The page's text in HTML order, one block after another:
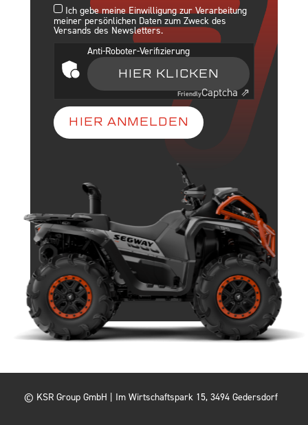
Ich gebe meine Einwilligung zur Verarbeitung
meiner persönlichen Daten zum Zweck des
Versands des Newsletters.
Anti-Roboter-Verifizierung
HIER KLICKEN
FriendlyCaptcha ⇗
HIER ANMELDEN
© KSR Group GmbH | Im Wirtschaftspark 15, 3494 Gedersdorf